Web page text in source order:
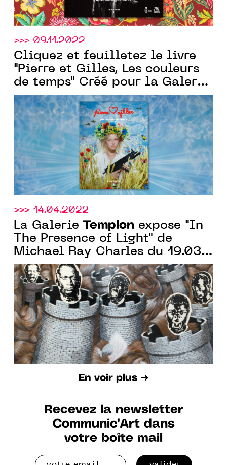
>>> 09.11.2022
Cliquez et feuilletez le livre
"Pierre et Gilles, Les couleurs
de temps" Créé pour la Galerie
Templonpar Communic'Art
>>> 14.04.2022
La Galerie Templon expose "In
The Presence of Light" de
Michael Ray Charles du 19.03
au 07.05.2022
En voir plus ➜
Recevez la newsletter
Communic'Art dans
votre boîte mail